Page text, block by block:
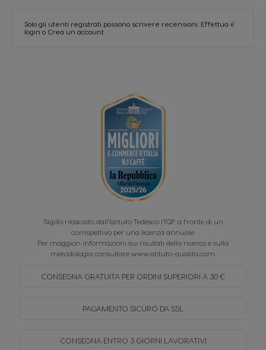
Solo gli utenti registrati possono scrivere recensioni. Effettua il
login o Crea un account
Sigillo rilasciato dall’Istituto Tedesco ITQF a fronte di un
corrispettivo per una licenza annuale.
Per maggiori informazioni sui risultati della ricerca e sulla
metodologia consultare www.istituto-qualita.com
CONSEGNA GRATUITA PER ORDINI SUPERIORI A 30 €
PAGAMENTO SICURO DA SSL
CONSEGNA ENTRO 3 GIORNI LAVORATIVI